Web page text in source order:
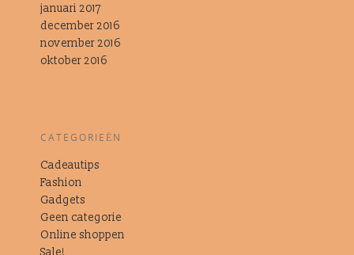
januari 2017
december 2016
november 2016
oktober 2016
CATEGORIEËN
Cadeautips
Fashion
Gadgets
Geen categorie
Online shoppen
Sale!